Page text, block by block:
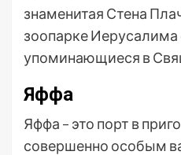
знаменитая Стена
зоопарке
упоминающиеся в
Яффа
Яффа – это порт в
совершенно особым